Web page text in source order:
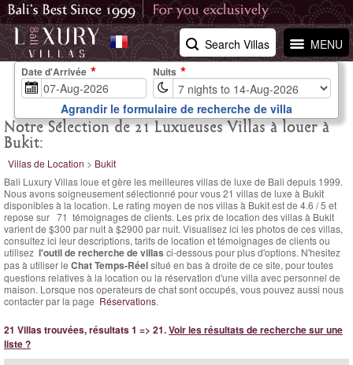
MENU
Search Villas
Notre Sélection de 21 Luxueuses Villas à louer à
Bukit:
Villas de Location > Bukit
Bali Luxury Villas loue et gère les meilleures villas de luxe de Bali depuis 1999.
Nous avons soigneusement sélectionné pour vous 21 villas de luxe à Bukit
disponibles à la location. Le rating moyen de nos villas à Bukit est de 4.6 /5 et
repose sur 71 témoignages de clients. Les prix de location des villas à Bukit
varientde $300 par nuità $2900 par nuit. Visualisez ici les photos de ces villas,
consultez ici leur descriptions, tarifs de location et témoignages de clients ou
utilisez l'outil de recherche de villas ci-dessous pour plus d'options. N'hesitez
pas à utiliser le Chat Temps-Réelsitué en bas à droite de ce site, pour toutes
questions relatives à la location ou la réservation d'une villa avec personnel de
maison. Lorsque nos operateurs de chat sont occupés, vous pouvez aussi nous
contacter par la page Réservations.
21 Villas trouvées, résultats 1 => 21.Voir les résultats de recherche sur une
liste ?
Date d'Arrivée Nuits
Agrandir le formulaire de recherche de villa